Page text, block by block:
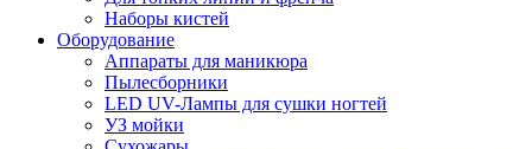
Наборы кистей
Оборудование
Аппараты для маникюра
Пылесборники
LED UV-Лампы для сушки ногтей
УЗ мойки